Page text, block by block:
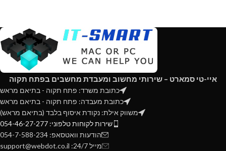
איי-טי סמארט – שירותי מחשוב ומעבדת מחשבים בפתח תקוה
כתובת משרד: פתח תקוה - בתיאם מראש
כתובת מעבדה: פתח תקוה - בתיאם מראש
משווק אילת: נקודת איסוף בלבד (בתיאם מראש)
שירות לקוחות טלפוני: 054-46-27-277
הודעות וואטסאפ: 054-7-588-234
מייל 24/7: support@webdot.co.il